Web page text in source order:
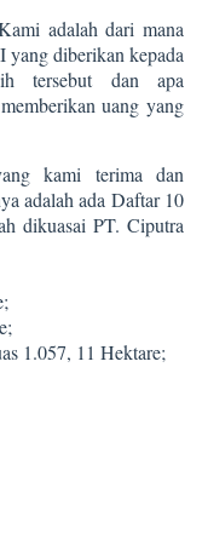
adalah dari mana
yang diberikan kepada
tersebut dan apa
uang yang
kami terima dan
adalah ada Daftar 10
dikuasai PT. Ciputra
1.057, 11 Hektare;